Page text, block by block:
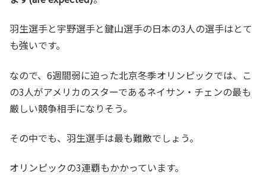
羽生選手と宇野選手と鍵山選手の日本の3人の選手はとて
も強いです。
なので、6週間弱に迫った北京冬季オリンピックでは、こ
の3人がアメリカのスターであるネイサン・チェンの最も
厳しい競争相手になりそう。
その中でも、羽生選手は最も難敵でしょう。
オリンピックの3連覇もかかっています。